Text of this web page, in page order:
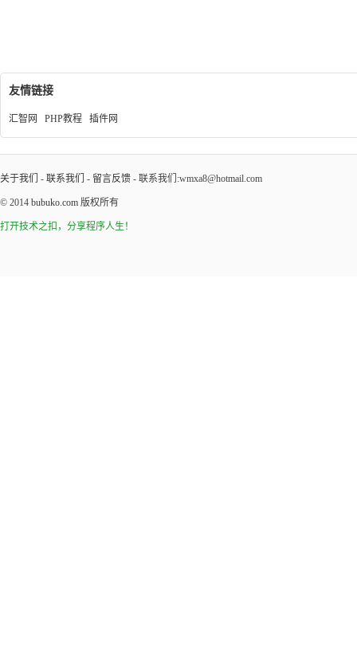
友情链接
汇智网 PHP教程 插件网
关于我们 - 联系我们 - 留言反馈 - 联系我们:wmxa8@hotmail.com
© 2014 bubuko.com 版权所有
打开技术之扣，分享程序人生！